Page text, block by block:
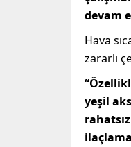
devam
Hava
zararlı
yeşil